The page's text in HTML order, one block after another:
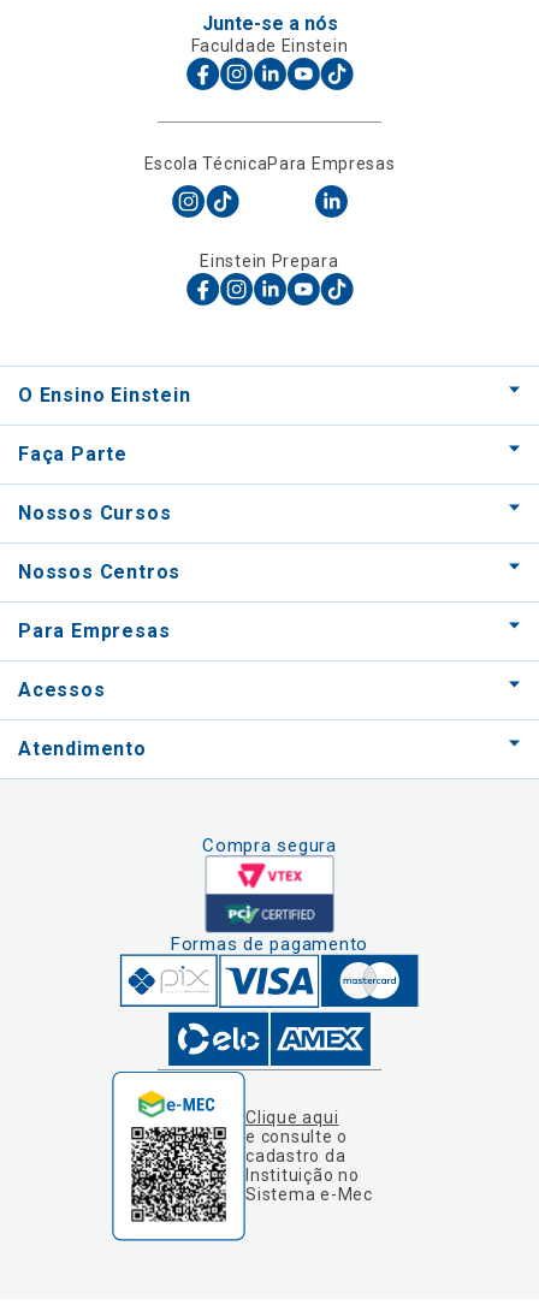
Junte-se a nós
Faculdade Einstein
Escola TécnicaPara Empresas
Einstein Prepara
O Ensino Einstein
Faça Parte
Nossos Cursos
Nossos Centros
Para Empresas
Acessos
Atendimento
Compra segura
Formas de pagamento
Clique aqui
e consulte o
cadastro da
Instituição no
Sistema e-Mec